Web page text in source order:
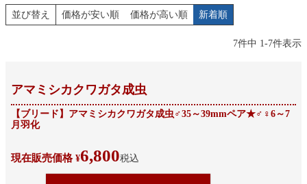
並び替え 価格が安い順 価格が高い順 新着順
7件中 1-7件表示
アマミシカクワガタ成虫
【ブリード】アマミシカクワガタ成虫♂35～39mmペア★♂♀6～7
月羽化
現在販売価格 ¥6,800税込